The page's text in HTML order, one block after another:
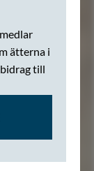
ätterna i
till